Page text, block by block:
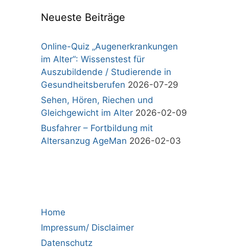
Neueste Beiträge
Online-Quiz „Augenerkrankungen
im Alter“: Wissenstest für
Auszubildende / Studierende in
Gesundheitsberufen 2026-07-29
Sehen, Hören, Riechen und
Gleichgewicht im Alter 2026-02-09
Busfahrer – Fortbildung mit
Altersanzug AgeMan 2026-02-03
Home
Impressum/ Disclaimer
Datenschutz